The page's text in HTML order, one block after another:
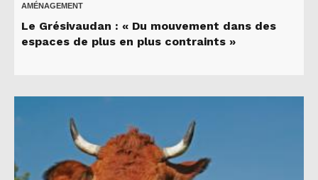
AMÉNAGEMENT
Le Grésivaudan : « Du mouvement dans des
espaces de plus en plus contraints »